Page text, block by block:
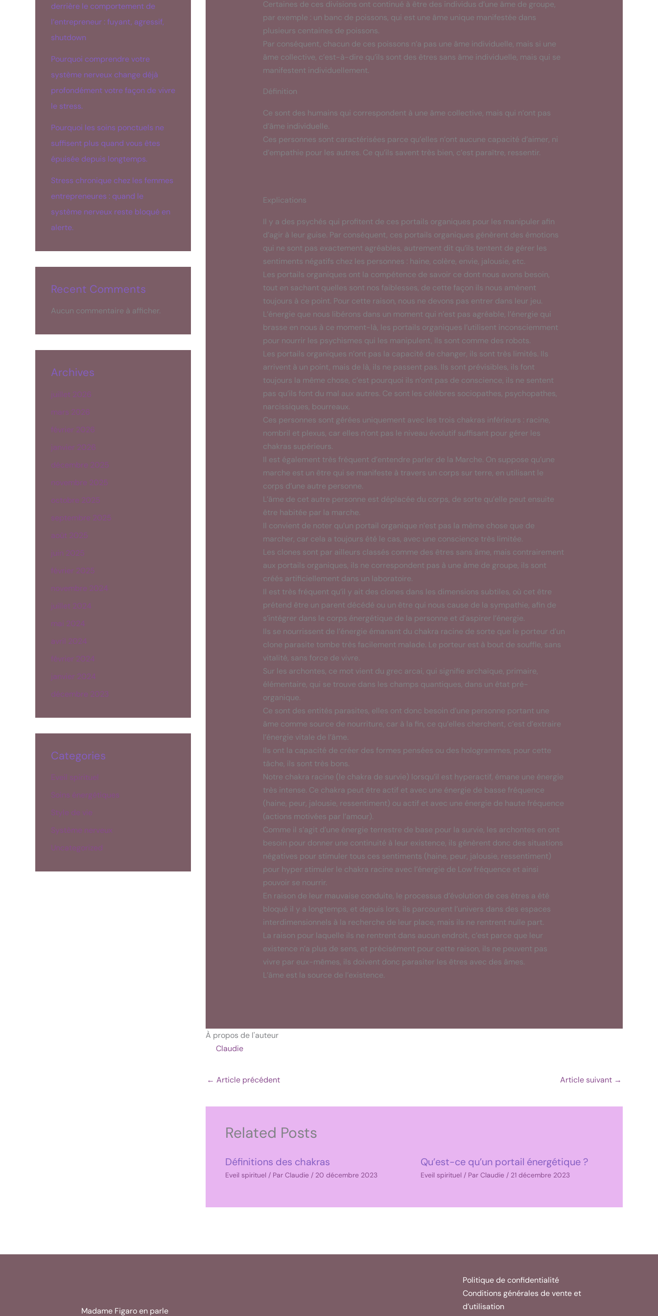
derrière le comportement de
l’entrepreneur : fuyant, agressif,
shutdown
Pourquoi comprendre votre
système nerveux change déjà
profondément votre façon de vivre
le stress.
Pourquoi les soins ponctuels ne
suffisent plus quand vous êtes
épuisée depuis longtemps.
Stress chronique chez les femmes
entrepreneures : quand le
système nerveux reste bloqué en
alerte.
Recent Comments
Aucun commentaire à afficher.
Archives
juillet 2026
mars 2026
février 2026
janvier 2026
décembre 2025
novembre 2025
octobre 2025
septembre 2025
août 2025
juin 2025
février 2025
novembre 2024
juillet 2024
mai 2024
avril 2024
février 2024
janvier 2024
décembre 2023
Categories
Eveil spirituel
Soins énergétiques
Style de vie
Système nerveux
Uncategorized
Certaines de ces divisions ont continué à être des individus d’une âme de groupe,
par exemple : un banc de poissons, qui est une âme unique manifestée dans
plusieurs centaines de poissons.
Par conséquent, chacun de ces poissons n’a pas une âme individuelle, mais si une
âme collective, c’est-à-dire qu’ils sont des êtres sans âme individuelle, mais qui se
manifestent individuellement.
Définition
Ce sont des humains qui correspondent à une âme collective, mais qui n’ont pas
d’âme individuelle.
Ces personnes sont caractérisées parce qu’elles n’ont aucune capacité d’aimer, ni
d’empathie pour les autres. Ce qu’ils savent très bien, c’est paraître, ressentir.
Explications
Il y a des psychés qui profitent de ces portails organiques pour les manipuler afin
d’agir à leur guise. Par conséquent, ces portails organiques génèrent des émotions
qui ne sont pas exactement agréables, autrement dit qu’ils tentent de gérer les
sentiments négatifs chez les personnes : haine, colère, envie, jalousie, etc.
Les portails organiques ont la compétence de savoir ce dont nous avons besoin,
tout en sachant quelles sont nos faiblesses, de cette façon ils nous amènent
toujours à ce point. Pour cette raison, nous ne devons pas entrer dans leur jeu.
L’énergie que nous libérons dans un moment qui n’est pas agréable, l’énergie qui
brasse en nous à ce moment-là, les portails organiques l’utilisent inconsciemment
pour nourrir les psychismes qui les manipulent, ils sont comme des robots.
Les portails organiques n’ont pas la capacité de changer, ils sont très limités. Ils
arrivent à un point, mais de là, ils ne passent pas. Ils sont prévisibles, ils font
toujours la même chose, c’est pourquoi ils n’ont pas de conscience, ils ne sentent
pas qu’ils font du mal aux autres. Ce sont les célèbres sociopathes, psychopathes,
narcissiques, bourreaux.
Ces personnes sont gérées uniquement avec les trois chakras inférieurs : racine,
nombril et plexus, car elles n’ont pas le niveau évolutif suffisant pour gérer les
chakras supérieurs.
Il est également très fréquent d’entendre parler de la Marche. On suppose qu’une
marche est un être qui se manifeste à travers un corps sur terre, en utilisant le
corps d’une autre personne.
L’âme de cet autre personne est déplacée du corps, de sorte qu’elle peut ensuite
être habitée par la marche.
Il convient de noter qu’un portail organique n’est pas la même chose que de
marcher, car cela a toujours été le cas, avec une conscience très limitée.
Les clones sont par ailleurs classés comme des êtres sans âme, mais contrairement
aux portails organiques, ils ne correspondent pas à une âme de groupe, ils sont
créés artificiellement dans un laboratoire.
Il est très fréquent qu’il y ait des clones dans les dimensions subtiles, où cet être
prétend être un parent décédé ou un être qui nous cause de la sympathie, afin de
s’intégrer dans le corps énergétique de la personne et d’aspirer l’énergie.
Ils se nourrissent de l’énergie émanant du chakra racine de sorte que le porteur d’un
clone parasite tombe très facilement malade. Le porteur est à bout de souffle, sans
vitalité, sans force de vivre.
Sur les archontes, ce mot vient du grec arcai, qui signifie archaïque, primaire,
élémentaire, qui se trouve dans les champs quantiques, dans un état pré-
organique.
Ce sont des entités parasites, elles ont donc besoin d’une personne portant une
âme comme source de nourriture, car à la fin, ce qu’elles cherchent, c’est d’extraire
l’énergie vitale de l’âme.
Ils ont la capacité de créer des formes pensées ou des hologrammes, pour cette
tâche, ils sont très bons.
Notre chakra racine (le chakra de survie) lorsqu’il est hyperactif, émane une énergie
très intense. Ce chakra peut être actif et avec une énergie de basse fréquence
(haine, peur, jalousie, ressentiment) ou actif et avec une énergie de haute fréquence
(actions motivées par l’amour).
Comme il s’agit d’une énergie terrestre de base pour la survie, les archontes en ont
besoin pour donner une continuité à leur existence, ils génèrent donc des situations
négatives pour stimuler tous ces sentiments (haine, peur, jalousie, ressentiment)
pour hyper stimuler le chakra racine avec l’énergie de Low fréquence et ainsi
pouvoir se nourrir.
En raison de leur mauvaise conduite, le processus d’évolution de ces êtres a été
bloqué il y a longtemps, et depuis lors, ils parcourent l’univers dans des espaces
interdimensionnels à la recherche de leur place, mais ils ne rentrent nulle part.
La raison pour laquelle ils ne rentrent dans aucun endroit, c’est parce que leur
existence n’a plus de sens, et précisément pour cette raison, ils ne peuvent pas
vivre par eux-mêmes, ils doivent donc parasiter les êtres avec des âmes.
L’âme est la source de l’existence.
À propos de l'auteur
Claudie
← Article précédent Article suivant →
Related Posts
Définitions des chakras
Eveil spirituel / Par Claudie / 20 décembre 2023
Qu’est-ce qu’un portail énergétique ?
Eveil spirituel / Par Claudie / 21 décembre 2023
Madame Figaro en parle
Politique de confidentialité
Conditions générales de vente et
d’utilisation